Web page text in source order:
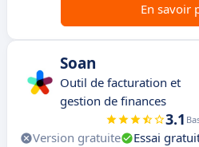
En savoir
Soan
Outil de facturation et
gestion de finances
3.1
Version gratuite Essai